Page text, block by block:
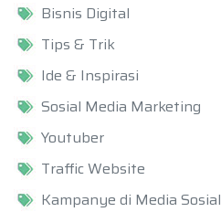
Bisnis Digital
Tips & Trik
Ide & Inspirasi
Sosial Media Marketing
Youtuber
Traffic Website
Kampanye di Media Sosial